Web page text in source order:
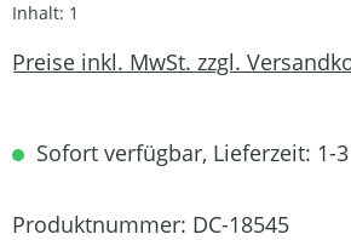
Inhalt: 1
Preise inkl. MwSt. zzgl.
Sofort verfügbar, Lieferzeit: 1-
Produktnummer: DC-18545